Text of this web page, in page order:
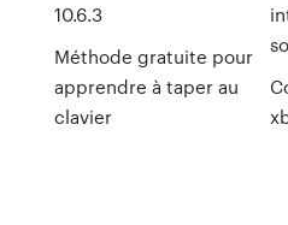
10.6.3
Méthode gratuite pour
apprendre à taper au
clavier